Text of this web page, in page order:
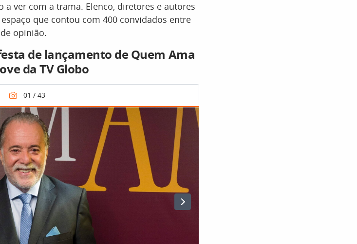
ver com a trama. Elenco, diretores e autores
que contou com 400 convidados entre
opinião.
de lançamento de Quem Ama
da TV Globo